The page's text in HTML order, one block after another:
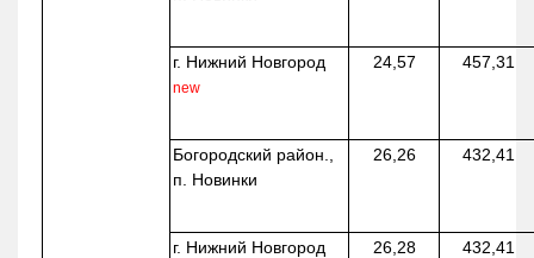
г. Нижний Новгород
new
24,57 457,31
Богородский район.,
п. Новинки
26,26 432,41
г. Нижний Новгород 26,28 432,41